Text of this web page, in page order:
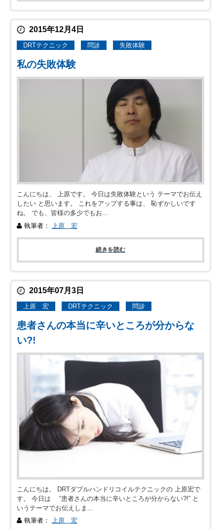
2015年12月4日
DRTテクニック 問診 失敗体験
私の失敗体験
こんにちは、 上原です。 今日は失敗体験という テーマでお伝え
したい と思います。 これをアップする事は、 恥ずかしいです
ね。 でも、皆様の多少でもお...
執筆者：
上原 宏
続きを読む
2015年07月3日
上原 宏 DRTテクニック 問診
患者さんの本当に辛いところが分からな
い?!
こんにちは。 DRTダブルハンドリコイルテクニックの 上原宏で
す。 今日は ”患者さんの本当に辛いところが分からない?!” と
いうテーマでお伝えしま...
執筆者：
上原 宏